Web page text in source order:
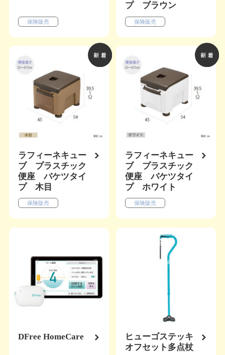
保険販売
プ ブラウン
保険販売
ラフィーネキュー
ブ プラスチック
便座 バケツタイ
プ 木目
保険販売
ラフィーネキュー
ブ プラスチック
便座 バケツタイ
プ ホワイト
保険販売
DFree HomeCare
ヒューゴステッキ
オフセット多点杖